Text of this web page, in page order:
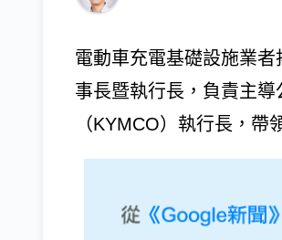
電動車充電基礎設施業
事長暨執行長，負責主
（KYMCO）執行長，